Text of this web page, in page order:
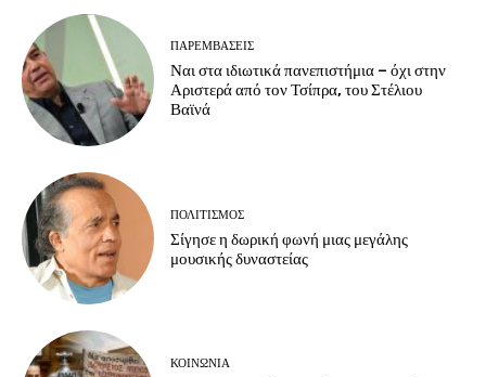
ΠΑΡΕΜΒΑΣΕΙΣ
Ναι στα ιδιωτικά πανεπιστήμια – όχι στην
Αριστερά από τον Τσίπρα, του Στέλιου
Βαϊνά
ΠΟΛΙΤΙΣΜΟΣ
Σίγησε η δωρική φωνή μιας μεγάλης
μουσικής δυναστείας
ΚΟΙΝΩΝΙΑ